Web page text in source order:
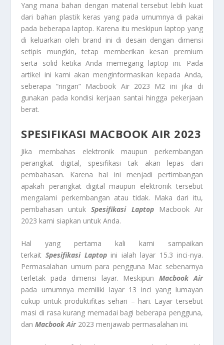
Yang mana bahan dengan material tersebut lebih kuat
dari bahan plastik keras yang pada umumnya di pakai
pada beberapa laptop. Karena itu meskipun laptop yang
di keluarkan oleh brand ini di desain dengan dimensi
setipis mungkin, tetap memberikan kesan premium
serta solid ketika Anda memegang laptop ini. Pada
artikel ini kami akan menginformasikan kepada Anda,
seberapa “ringan” Macbook Air 2023 M2 ini jika di
gunakan pada kondisi kerjaan santai hingga pekerjaan
berat.
SPESIFIKASI MACBOOK AIR 2023
Jika membahas elektronik maupun perkembangan
perangkat digital, spesifikasi tak akan lepas dari
pembahasan. Karena hal ini menjadi pertimbangan
apakah perangkat digital maupun elektronik tersebut
mengalami perkembangan atau tidak. Maka dari itu,
pembahasan untukSpesifikasi Laptop
Macbook Air
2023 kami siapkan untuk Anda.
Hal yang pertama kali kami sampaikan
terkaitSpesifikasi Laptopini ialah layar 15.3 inci-nya.
Permasalahan umum para pengguna Mac sebenarnya
terletak pada dimensi layar. Meskipun Macbook Air
pada umumnya memiliki layar 13 inci yang lumayan
cukup untuk produktifitas sehari – hari. Layar tersebut
masi di rasa kurang memadai bagi beberapa pengguna,
danMacbook Air2023 menjawab permasalahan ini.